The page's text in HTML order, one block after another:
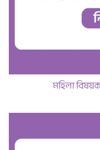
মহিলা